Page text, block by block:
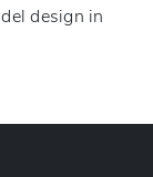
design in